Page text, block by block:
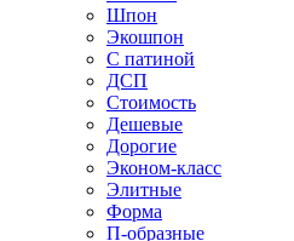
Шпон
Экошпон
С патиной
ДСП
Стоимость
Дешевые
Дорогие
Эконом-класс
Элитные
Форма
П-образные